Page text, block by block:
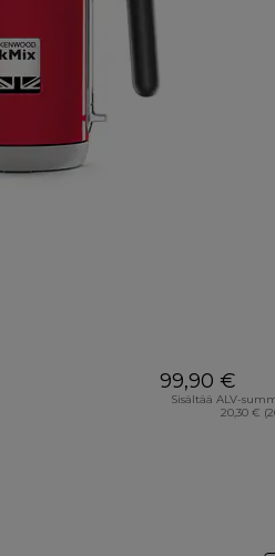
99,90 €
Sisältää ALV-
20,30 €